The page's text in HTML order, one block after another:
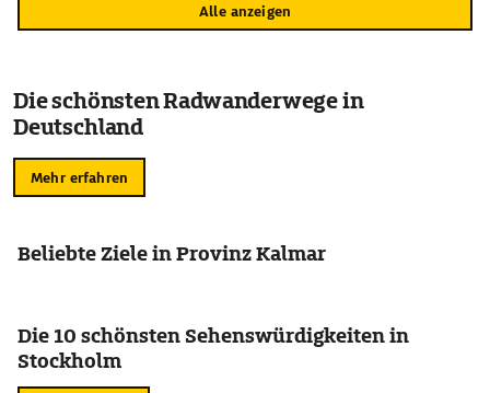
Alle anzeigen
Die schönsten Radwanderwege in
Deutschland
Mehr erfahren
Beliebte Ziele in Provinz Kalmar
Die 10 schönsten Sehenswürdigkeiten in
Stockholm